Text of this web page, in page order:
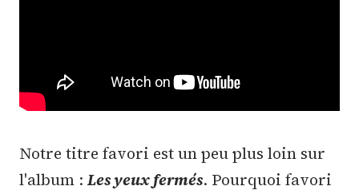
Notre titre favori est un peu plus loin sur
l'album : Les yeux fermés. Pourquoi favori